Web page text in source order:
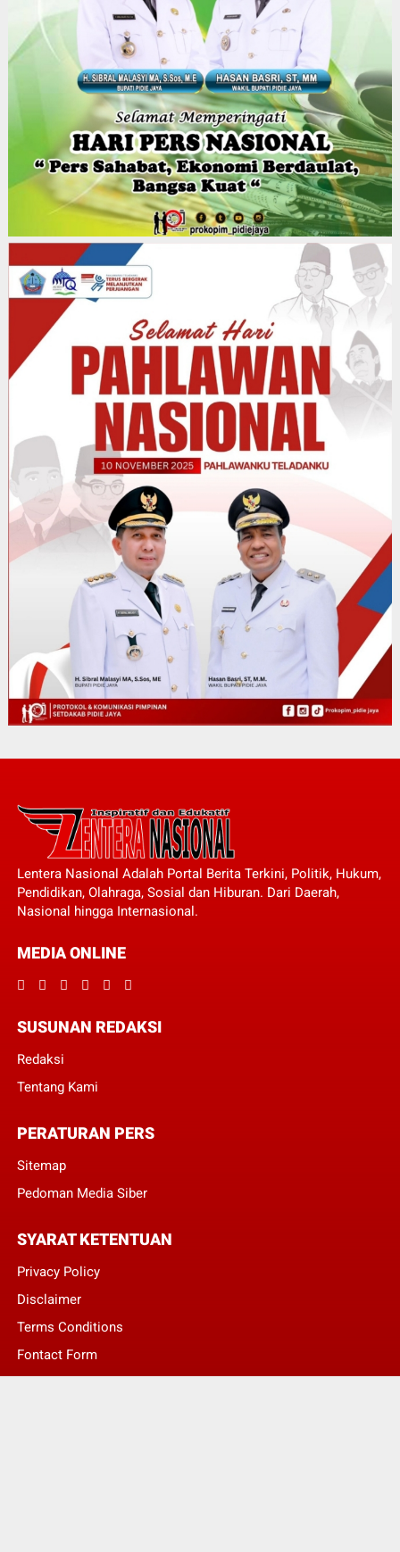
Lentera Nasional Adalah Portal Berita Terkini, Politik, Hukum,
Pendidikan, Olahraga, Sosial dan Hiburan. Dari Daerah,
Nasional hingga Internasional.
MEDIA ONLINE
SUSUNAN REDAKSI
Redaksi
Tentang Kami
PERATURAN PERS
Sitemap
Pedoman Media Siber
SYARAT KETENTUAN
Privacy Policy
Disclaimer
Terms Conditions
Fontact Form